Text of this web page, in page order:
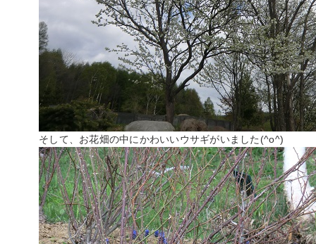
そして、お花畑の中にかわいいウサギがいました(^o^)